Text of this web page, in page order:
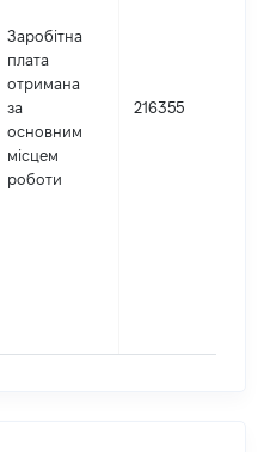
Заробітна
плата
отримана
за
основним
місцем
роботи
216355